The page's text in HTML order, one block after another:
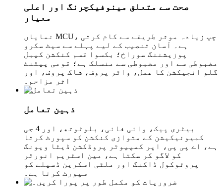
صحت سے متعلق مینوفیکچرنگ اور اعلی
معیار
نمایاں MCU، چپ زیادہ موثر طریقے سے کام کرتی
ہے۔ آسان تنصیب کے لیے پہلے سے سیٹ سکرو
پوزیشننگ سوراخ؛ بکسوا قسم کنکشن کیبل
مضبوطی سے اور مضبوطی سے منسلک ہے؛ قومی پیٹنٹ
گلو انجیکشن کا عمل، واٹر پروف، شاک پروف، اور
اثر مزاحم۔
ذہین تعامل
بیٹری پیک، وائی فائی، بلوٹوتھ، اور 4 جی
کمیونیکیشن کے متوازی کنکشن کو سپورٹ کرتا
ہے، اے پی پی، اپر کمپیوٹر پروڈکشن ڈیٹا ویونگ
کو لاگو کر سکتا ہے، مین اسٹریم انورٹر
پروٹوکول ڈاکنگ اور ملٹی اسکرین ڈسپلے کو
سپورٹ کرتا ہے۔